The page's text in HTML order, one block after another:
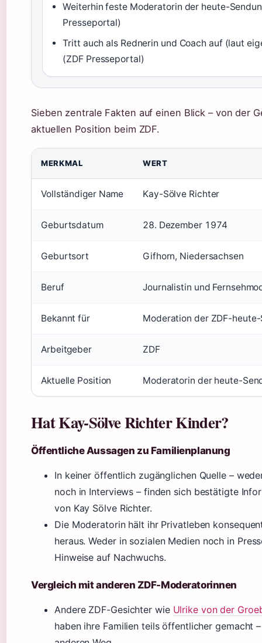
Weiterhin feste Moderatorin der heute-
Presseportal)
Tritt auch als Rednerin und Coach auf (laut
(ZDF Presseportal)
Sieben zentrale Fakten auf einen Blick – von der
aktuellen Position beim ZDF.
MERKMAL WERT
Vollständiger Name Kay-Sölve Richter
Geburtsdatum 28. Dezember 1974
Geburtsort Gifhorn, Niedersachsen
Beruf Journalistin und
Bekannt für Moderation der ZDF-
Arbeitgeber ZDF
Aktuelle Position Moderatorin der heute-
Hat Kay-Sölve Richter Kinder?
Öffentliche Aussagen zu Familienplanung
In keiner öffentlich zugänglichen Quelle –
noch in Interviews – finden sich bestätigte
von Kay Sölve Richter.
Die Moderatorin hält ihr Privatleben
heraus. Weder in sozialen Medien noch in
Hinweise auf Nachwuchs.
Vergleich mit anderen ZDF-Moderatorinnen
Andere ZDF-Gesichter wie Ulrike von der
haben ihre Familien teils öffentlicher gemacht